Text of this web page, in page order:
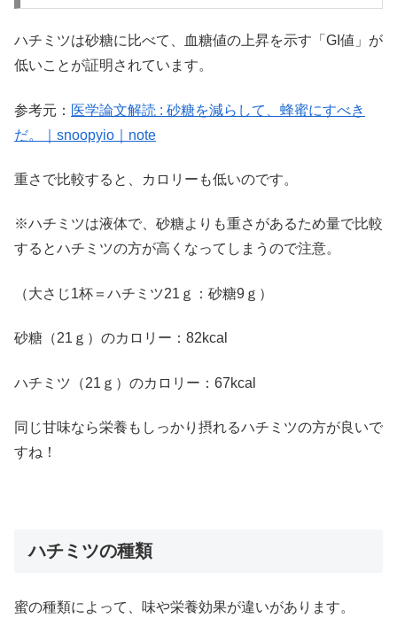
ハチミツは砂糖に比べて、血糖値の上昇を示す「GI値」が
低いことが証明されています。
参考元： 医学論文解読 : 砂糖を減らして、蜂蜜にすべき
だ。｜snoopyio｜note
重さで比較すると、カロリーも低いのです。
※ハチミツは液体で、砂糖よりも重さがあるため量で比較
するとハチミツの方が高くなってしまうので注意。
（大さじ1杯＝ハチミツ21ｇ：砂糖9ｇ）
砂糖（21ｇ）のカロリー：82kcal
ハチミツ（21ｇ）のカロリー：67kcal
同じ甘味なら栄養もしっかり摂れるハチミツの方が良いで
すね！
ハチミツの種類
蜜の種類によって、味や栄養効果が違いがあります。